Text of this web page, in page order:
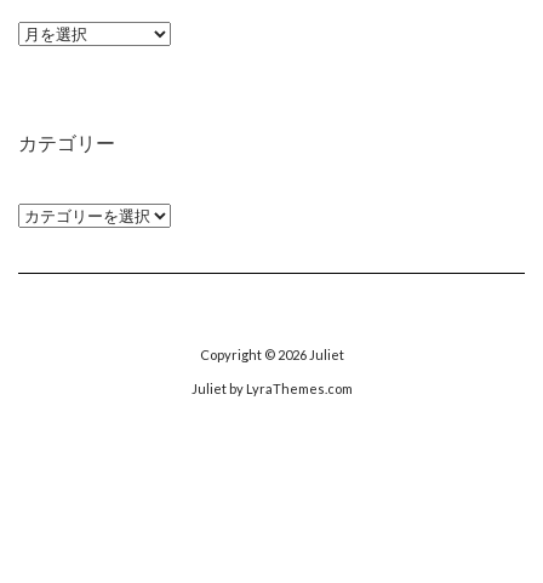
ア
ブ
カテゴリー
カ
ゴ
Copyright © 2026 Juliet
Julietby LyraThemes.com